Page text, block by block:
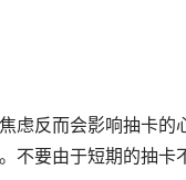
虑反而会影响抽卡
不要由于短期的抽卡